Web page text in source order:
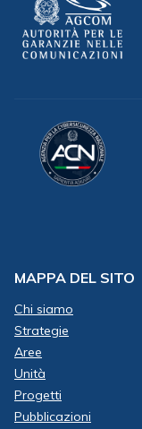
tecnologica e la
volta
rispondere alla
MAPPA DEL SITO
Chi siamo
Strategie
Aree
Unità
Progetti
Pubblicazioni